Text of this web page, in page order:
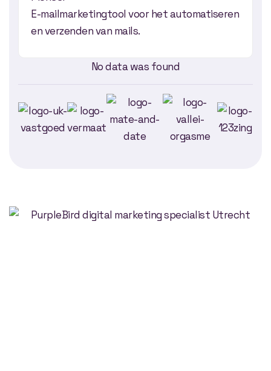
E-mailmarketingtool voor het automatiseren
en verzenden van mails.
No data was found